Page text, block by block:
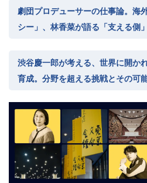
劇団プロデューサーの仕事論。海
シー」、林香菜が語る「支える側
渋谷慶一郎が考える、世界に開か
育成。分野を超える挑戦とその可